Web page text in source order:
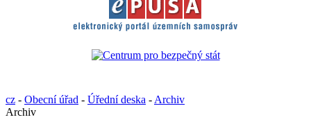
cz - Obecní úřad - Úřední deska - Archiv
Archiv